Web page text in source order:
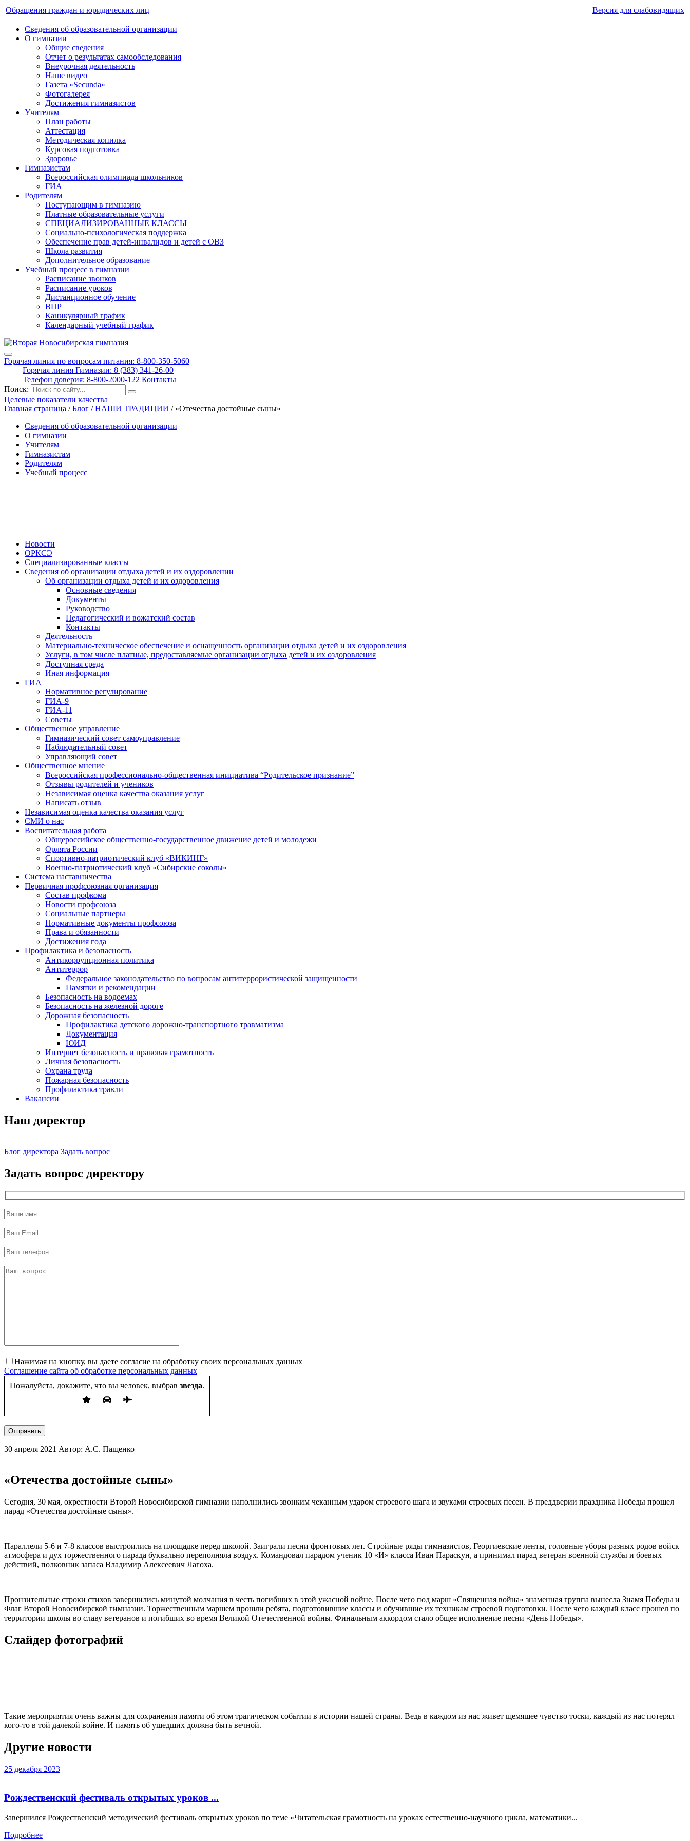
Обращения граждан и юридических лиц Версия для слабовидящих
Сведения об образовательной организации
О гимназии
Общие сведения
Отчет о результатах самообследования
Внеурочная деятельность
Наше видео
Газета «Secunda»
Фотогалерея
Достижения гимназистов
Учителям
План работы
Аттестация
Методическая копилка
Курсовая подготовка
Здоровье
Гимназистам
Всероссийская олимпиада школьников
ГИА
Родителям
Поступающим в гимназию
Платные образовательные услуги
СПЕЦИАЛИЗИРОВАННЫЕ КЛАССЫ
Социально-психологическая поддержка
Обеспечение прав детей-инвалидов и детей с ОВЗ
Школа развития
Дополнительное образование
Учебный процесс в гимназии
Расписание звонков
Расписание уроков
Дистанционное обучение
ВПР
Каникулярный график
Календарный учебный график
Горячая линия по вопросам питания: 8-800-350-5060
Горячая линия Гимназии: 8 (383) 341-26-00
Телефон доверия: 8-800-2000-122 Контакты
Поиск:
Целевые показатели качества
Главная страница /Блог /НАШИ ТРАДИЦИИ / «Отечества достойные сыны»
Сведения об образовательной организации
О гимназии
Учителям
Гимназистам
Родителям
Учебный процесс
Новости
ОРКСЭ
Специализированные классы
Сведения об организации отдыха детей и их оздоровлении
Об организации отдыха детей и их оздоровления
Основные сведения
Документы
Руководство
Педагогический и вожатский состав
Контакты
Деятельность
Материально-техническое обеспечение и оснащенность организации отдыха детей и их оздоровления
Услуги, в том числе платные, предоставляемые организации отдыха детей и их оздоровления
Доступная среда
Иная информация
ГИА
Нормативное регулирование
ГИА-9
ГИА-11
Советы
Общественное управление
Гимназический совет самоуправление
Наблюдательный совет
Управляющий совет
Общественное мнение
Всероссийская профессионально-общественная инициатива “Родительское признание”
Отзывы родителей и учеников
Независимая оценка качества оказания услуг
Написать отзыв
Независимая оценка качества оказания услуг
СМИ о нас
Воспитательная работа
Общероссийское общественно-государственное движение детей и молодежи
Орлята России
Спортивно-патриотический клуб «ВИКИНГ»
Военно-патриотический клуб «Сибирские соколы»
Система наставничества
Первичная профсоюзная организация
Состав профкома
Новости профсоюза
Социальные партнеры
Нормативные документы профсоюза
Права и обязанности
Достижения года
Профилактика и безопасность
Антикоррупционная политика
Антитеррор
Федеральное законодательство по вопросам антитеррористической защищенности
Памятки и рекомендации
Безопасность на водоемах
Безопасность на железной дороге
Дорожная безопасность
Профилактика детского дорожно-транспортного травматизма
Документация
ЮИД
Интернет безопасность и правовая грамотность
Личная безопасность
Охрана труда
Пожарная безопасность
Профилактика травли
Вакансии
Наш директор
Блог директора Задать вопрос
Задать вопрос директору
Нажимая на кнопку, вы даете согласие на обработку своих персональных данных
Соглашение сайта об обработке персональных данных
Пожалуйста, докажите, что вы человек, выбрав звезда.
Отправить
30 апреля 2021 Автор: А.С. Пащенко
«Отечества достойные сыны»
Сегодня, 30 мая, окрестности Второй Новосибирской гимназии наполнились звонким чеканным ударом строевого шага и звуками строевых песен. В преддверии праздника Победы прошел
парад «Отечества достойные сыны».
Параллели 5-6 и 7-8 классов выстроились на площадке перед школой. Заиграли песни фронтовых лет. Стройные ряды гимназистов, Георгиевские ленты, головные уборы разных родов войск –
атмосфера и дух торжественного парада буквально переполняла воздух. Командовал парадом ученик 10 «И» класса Иван Параскун, а принимал парад ветеран военной службы и боевых
действий, полковник запаса Владимир Алексеевич Лагоха.
Пронзительные строки стихов завершились минутой молчания в честь погибших в этой ужасной войне. После чего под марш «Священная война» знаменная группа вынесла Знамя Победы и
Флаг Второй Новосибирской гимназии. Торжественным маршем прошли ребята, подготовившие классы и обучившие их техникам строевой подготовки. После чего каждый класс прошел по
территории школы во славу ветеранов и погибших во время Великой Отечественной войны. Финальным аккордом стало общее исполнение песни «День Победы».
Слайдер фотографий
Такие мероприятия очень важны для сохранения памяти об этом трагическом событии в истории нашей страны. Ведь в каждом из нас живет щемящее чувство тоски, каждый из нас потерял
кого-то в той далекой войне. И память об ушедших должна быть вечной.
Другие новости
25 декабря 2023
Рождественский фестиваль открытых уроков ...
Завершился Рождественский методический фестиваль открытых уроков по теме «Читательская грамотность на уроках естественно-научного цикла, математики...
Подробнее